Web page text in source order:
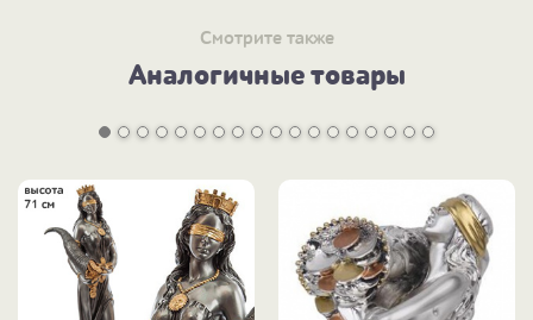
Смотрите также
Аналогичные товары